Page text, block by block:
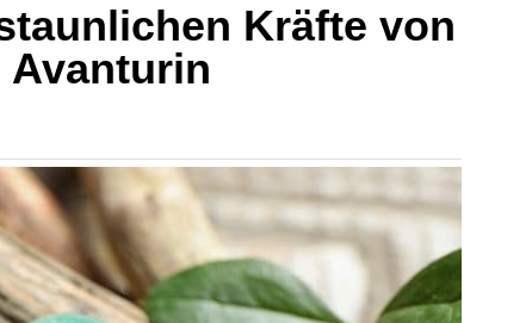
Kräfte von
Avanturin